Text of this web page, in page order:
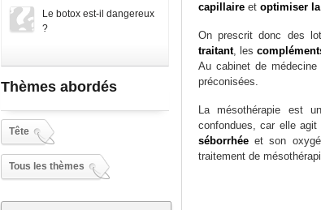
Le botox est-il dangereux
?
Thèmes abordés
Tête
Tous les thèmes
capillaireet optimiser
On prescrit donc des
traitant, les
Au cabinet de
préconisées.
La mésothérapie est
confondues, car elle
séborrhéeet son
traitement de